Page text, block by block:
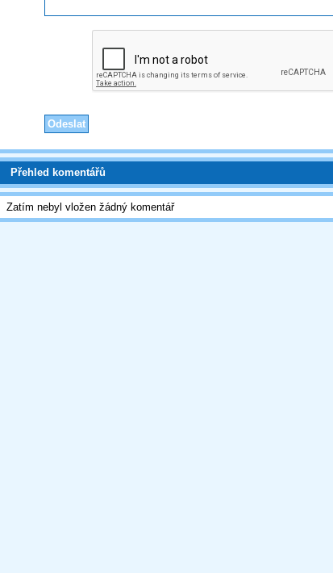
Přehled komentářů
Zatím nebyl vložen žádný komentář